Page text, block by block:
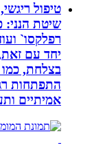
טיפול ריגשי,
שיטת הנני: כל
רפלקסו`
יחד עם זאת,
בצלחת, כמו
התפתחות
אמיתיים